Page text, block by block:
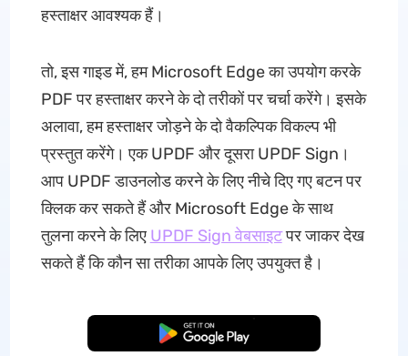
हस्ताक्षर आवश्यक हैं।
तो, इस गाइड में, हम Microsoft Edge का उपयोग करके
PDF पर हस्ताक्षर करने के दो तरीकों पर चर्चा करेंगे। इसके
अलावा, हम हस्ताक्षर जोड़ने के दो वैकल्पिक विकल्प भी
प्रस्तुत करेंगे। एक UPDF और दूसरा UPDF Sign।
आप UPDF डाउनलोड करने के लिए नीचे दिए गए बटन पर
क्लिक कर सकते हैं और Microsoft Edge के साथ
तुलना करने के लिए UPDF Sign वेबसाइटपर जाकर देख
सकते हैं कि कौन सा तरीका आपके लिए उपयुक्त है।
मुफ्त डाउनलोड